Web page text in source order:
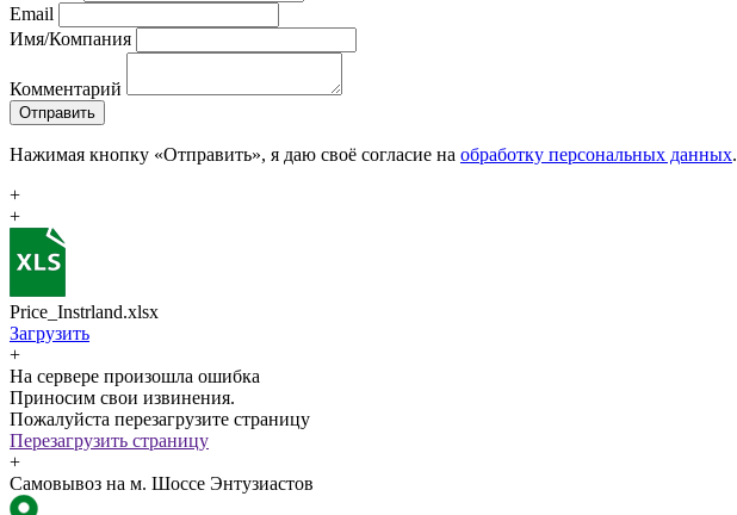
Email
Имя/Компания
Комментарий
Отправить
Нажимая кнопку «Отправить», я даю своё согласие на обработку персональных данных.
+
+
Price_Instrland.xlsx
Загрузить
+
На сервере произошла ошибка
Приносим свои извинения.
Пожалуйста перезагрузите страницу
Перезагрузить страницу
+
Самовывоз на м. Шоссе Энтузиастов